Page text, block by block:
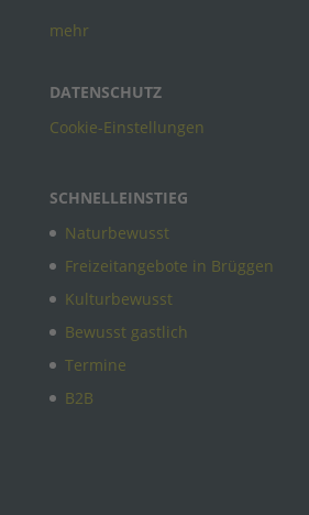
mehr
DATENSCHUTZ
Cookie-Einstellungen
SCHNELLEINSTIEG
Naturbewusst
Freizeitangebote in Brüggen
Kulturbewusst
Bewusst gastlich
Termine
B2B